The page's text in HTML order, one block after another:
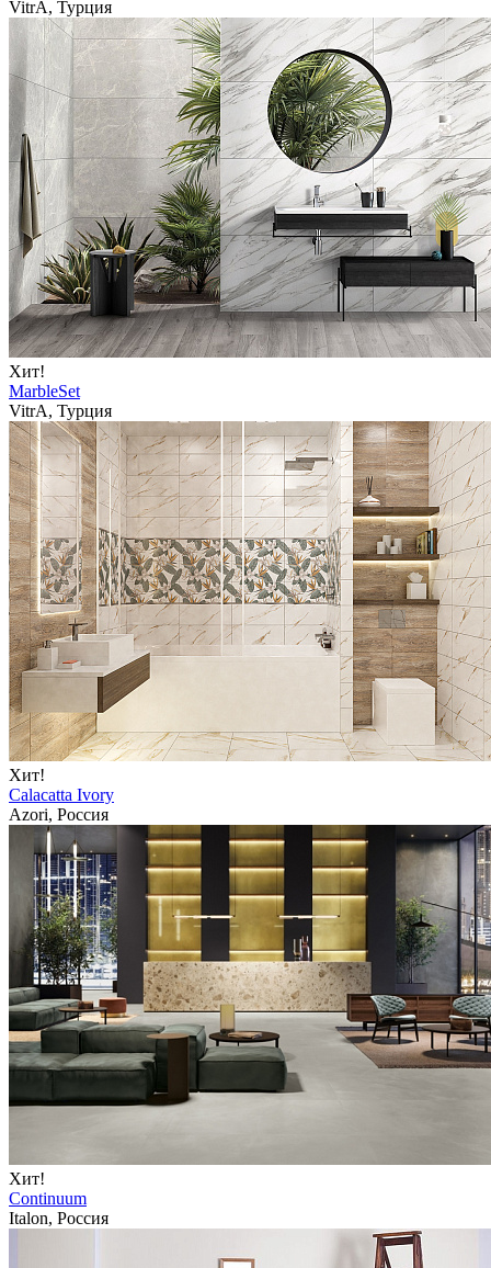
VitrA, Турция
Хит!
MarbleSet
VitrA, Турция
Хит!
Calacatta Ivory
Azori, Россия
Хит!
Continuum
Italon, Россия